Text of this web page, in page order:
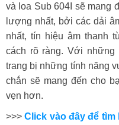
và loa Sub 604I sẽ mang
lượng nhất, bởi các dải
nhất, tín hiệu âm thanh
cách rõ ràng. Với
trang bị những tính năng
chắn sẽ mang đến cho
vẹn hơn.
>>>Click vào đây để